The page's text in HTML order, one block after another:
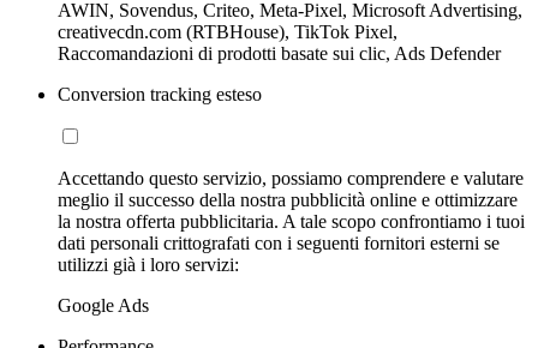
AWIN, Sovendus, Criteo, Meta-Pixel, Microsoft Advertising,
creativecdn.com (RTBHouse), TikTok Pixel,
Raccomandazioni di prodotti basate sui clic, Ads Defender
Conversion tracking esteso
Accettando questo servizio, possiamo comprendere e valutare
meglio il successo della nostra pubblicità online e ottimizzare
la nostra offerta pubblicitaria. A tale scopo confrontiamo i tuoi
dati personali crittografati con i seguenti fornitori esterni se
utilizzi già i loro servizi:
Google Ads